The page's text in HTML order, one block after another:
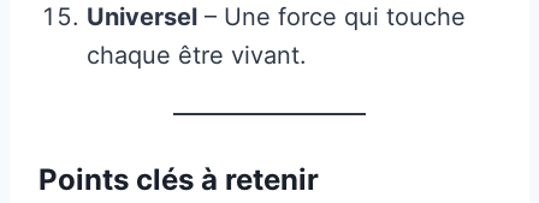
Universel – Une force qui touche
chaque être vivant.
Points clés à retenir